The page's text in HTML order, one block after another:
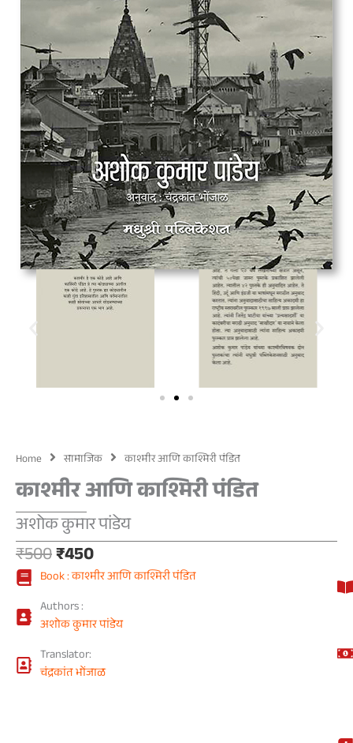
Home सामाजिक काश्मीर आणि काश्मिरी पंडित
काश्मीर आणि काश्मिरी पंडित
अशोक कुमार पांडेय
₹500Original
price
₹500.
₹450Current
price
₹450.
Book : काश्मीर आणि काश्मिरी पंडित
Authors :
अशोक कुमार पांडेय
Translator:
चंद्रकांत भोंजाळ